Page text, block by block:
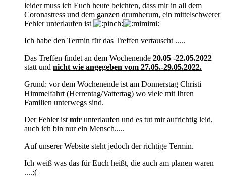
leider muss ich Euch heute beichten, dass mir in all dem
Coronastress und dem ganzen drumherum, ein mittelschwerer
Fehler unterlaufen ist
Ich habe den Termin für das Treffen vertauscht .....
Das Treffen findet an dem Wochenende 20.05 -22.05.2022
statt und nicht wie angegeben vom 27.05.-29.05.2022.
Grund: vor dem Wochenende ist am Donnerstag Christi
Himmelfahrt (Herrentag/Vattertag) wo viele mit Ihren
Familien unterwegs sind.
Der Fehler ist mir unterlaufen und es tut mir aufrichtig leid,
auch ich bin nur ein Mensch.....
Auf unserer Website steht jedoch der richtige Termin.
Ich weiß was das für Euch heißt, die auch am planen waren
....;(